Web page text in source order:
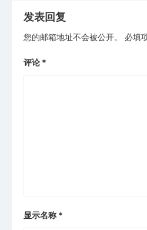
导
航
发表回复
您的邮箱地址不会被公开。 必填
评论 *
显示名称 *